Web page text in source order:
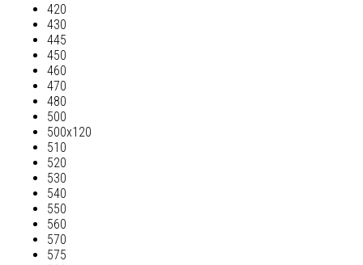
420
430
445
450
460
470
480
500
500х120
510
520
530
540
550
560
570
575